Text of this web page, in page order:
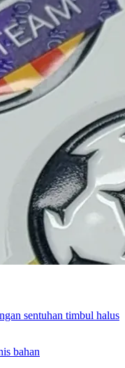
sentuhan timbul halus
bahan